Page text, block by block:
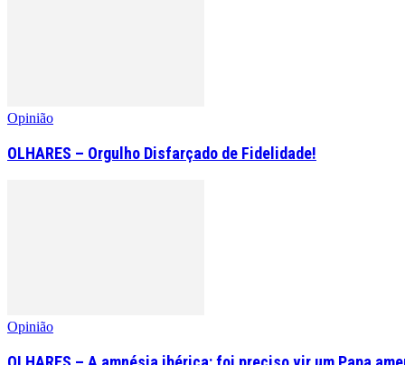
Opinião
OLHARES – Orgulho Disfarçado de Fidelidade!
Opinião